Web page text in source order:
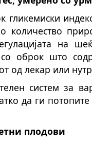
гликемиски
количество
на
оброк што
од лекар или
систем за
да ги
плодови